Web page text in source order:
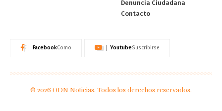
Denuncia Ciudadana
Contacto
FacebookComo YoutubeSuscribirse
© 2026 ODN Noticias. Todos los derechos reservados.